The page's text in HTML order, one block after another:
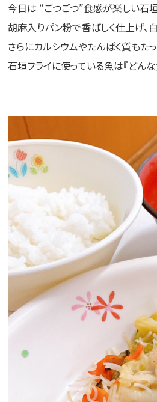
今日は “ごつごつ”食感が楽しい石垣
胡麻入りパン粉で香ばしく仕上げ、
さらにカルシウムやたんぱく質もた
石垣フライに使っている魚は『どんな